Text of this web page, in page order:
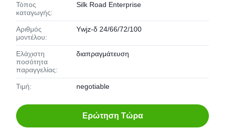
Τόπος
καταγωγής:
Silk Road Enterprise
Αριθμός
μοντέλου:
Ywjz-δ 24/66/72/100
Ελάχιστη
ποσότητα
παραγγελίας:
διαπραγμάτευση
Τιμή: negotiable
Ερώτηση Τώρα